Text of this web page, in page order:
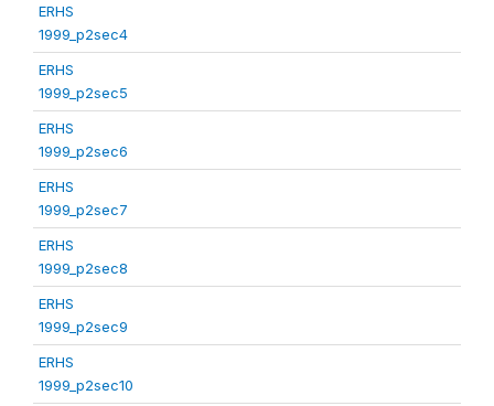
ERHS
1999_p2sec4
ERHS
1999_p2sec5
ERHS
1999_p2sec6
ERHS
1999_p2sec7
ERHS
1999_p2sec8
ERHS
1999_p2sec9
ERHS
1999_p2sec10